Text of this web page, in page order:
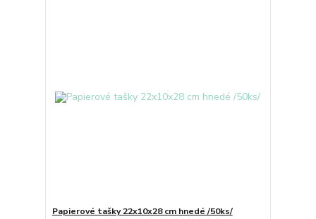
Papierové tašky 22x10x28 cm hnedé /50ks/